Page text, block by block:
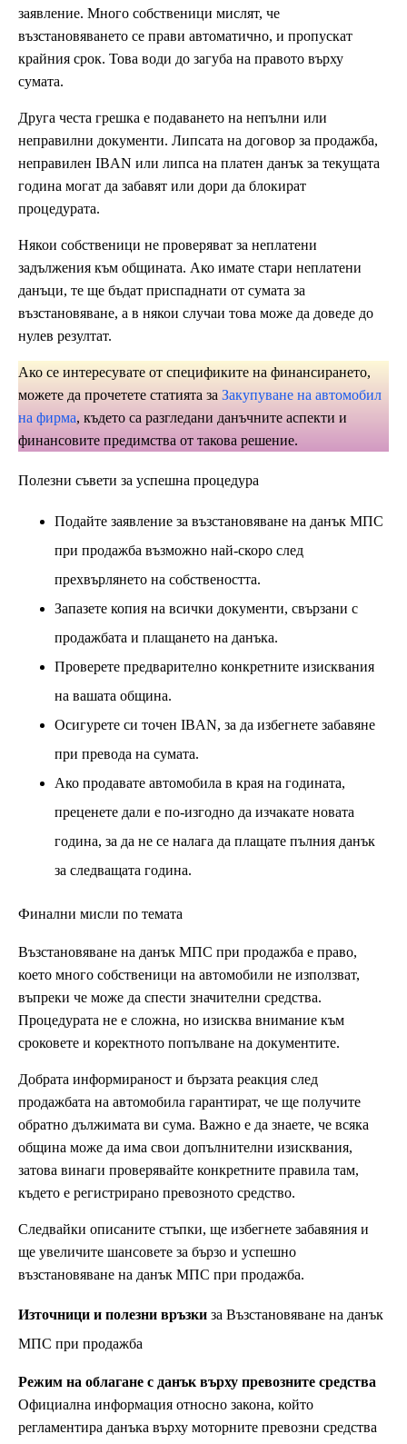
заявление. Много собственици мислят, че
възстановяването се прави автоматично, и пропускат
крайния срок. Това води до загуба на правото върху
сумата.
Друга честа грешка е подаването на непълни или
неправилни документи. Липсата на договор за продажба,
неправилен IBAN или липса на платен данък за текущата
година могат да забавят или дори да блокират
процедурата.
Някои собственици не проверяват за неплатени
задължения към общината. Ако имате стари неплатени
данъци, те ще бъдат приспаднати от сумата за
възстановяване, а в някои случаи това може да доведе до
нулев резултат.
Ако се интересувате от спецификите на финансирането,
можете да прочетете статията за Закупуване на автомобил
на фирма, където са разгледани данъчните аспекти и
финансовите предимства от такова решение.
Полезни съвети за успешна процедура
Подайте заявление за възстановяване на данък МПС
при продажба възможно най-скоро след
прехвърлянето на собствеността.
Запазете копия на всички документи, свързани с
продажбата и плащането на данъка.
Проверете предварително конкретните изисквания
на вашата община.
Осигурете си точен IBAN, за да избегнете забавяне
при превода на сумата.
Ако продавате автомобила в края на годината,
преценете дали е по-изгодно да изчакате новата
година, за да не се налага да плащате пълния данък
за следващата година.
Финални мисли по темата
Възстановяване на данък МПС при продажба е право,
което много собственици на автомобили не използват,
въпреки че може да спести значителни средства.
Процедурата не е сложна, но изисква внимание към
сроковете и коректното попълване на документите.
Добрата информираност и бързата реакция след
продажбата на автомобила гарантират, че ще получите
обратно дължимата ви сума. Важно е да знаете, че всяка
община може да има свои допълнителни изисквания,
затова винаги проверявайте конкретните правила там,
където е регистрирано превозното средство.
Следвайки описаните стъпки, ще избегнете забавяния и
ще увеличите шансовете за бързо и успешно
възстановяване на данък МПС при продажба.
Източници и полезни връзки за Възстановяване на данък
МПС при продажба
Режим на облагане с данък върху превозните средства
Официална информация относно закона, който
регламентира данъка върху моторните превозни средства